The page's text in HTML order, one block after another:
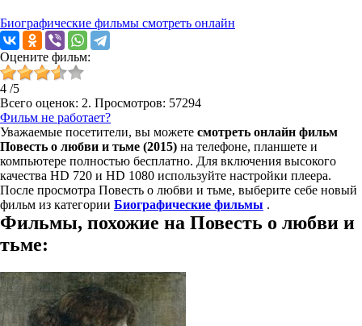
Биографические фильмы смотреть онлайн
Оцените фильм:
4 /5
Всего оценок: 2. Просмотров: 57294
Фильм не работает?
Уважаемые посетители, вы можете смотреть онлайн фильм
Повесть о любви и тьме (2015) на телефоне, планшете и
компьютере полностью бесплатно. Для включения высокого
качества HD 720 и HD 1080 используйте настройки плеера.
После просмотра Повесть о любви и тьме, выберите себе новый
фильм из категории Биографические фильмы .
Фильмы, похожие на Повесть о любви и
тьме: